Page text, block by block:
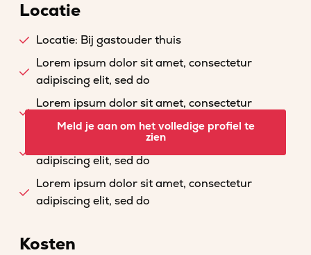
Locatie
Locatie: Bij gastouder thuis
Lorem ipsum dolor sit amet, consectetur
adipiscing elit, sed do
Lorem ipsum dolor sit amet, consectetur
adipiscing elit, sed do
Lorem ipsum dolor sit amet, consectetur
adipiscing elit, sed do
Lorem ipsum dolor sit amet, consectetur
adipiscing elit, sed do
Meld je aan om het volledige profiel te
zien
Kosten